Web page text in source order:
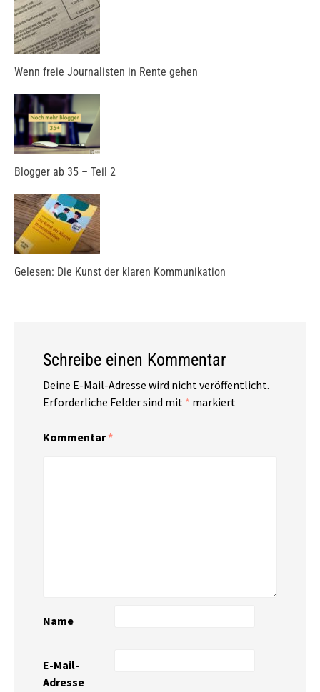
Wenn freie Journalisten in Rente gehen
Blogger ab 35 – Teil 2
Gelesen: Die Kunst der klaren Kommunikation
Schreibe einen Kommentar
Deine E-Mail-Adresse wird nicht veröffentlicht.
Erforderliche Felder sind mit * markiert
Kommentar*
Name
E-Mail-
Adresse